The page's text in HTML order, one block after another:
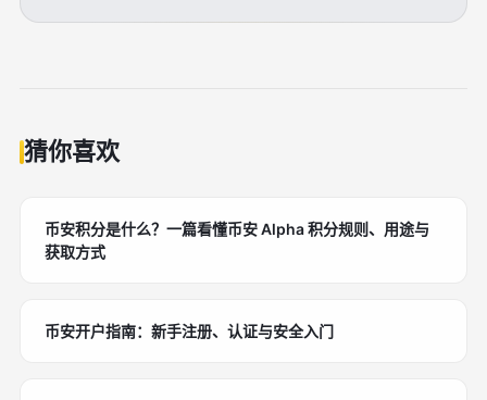
猜你喜欢
币安积分是什么？一篇看懂币安 Alpha 积分规则、用途与
获取方式
币安开户指南：新手注册、认证与安全入门